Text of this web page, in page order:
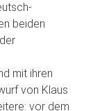
beiden
mit ihren
von Klaus
vor dem